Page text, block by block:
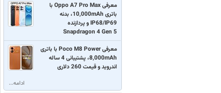
معرفی Oppo A7 Pro Max با
باتری 10,000mAh، بدنه
IP68/IP69 و پردازنده
Snapdragon 4 Gen 5
معرفی Poco M8 Power با باتری
8,000mAh، پشتیبانی 4 ساله
اندروید و قیمت 260 دلاری
ادامه...